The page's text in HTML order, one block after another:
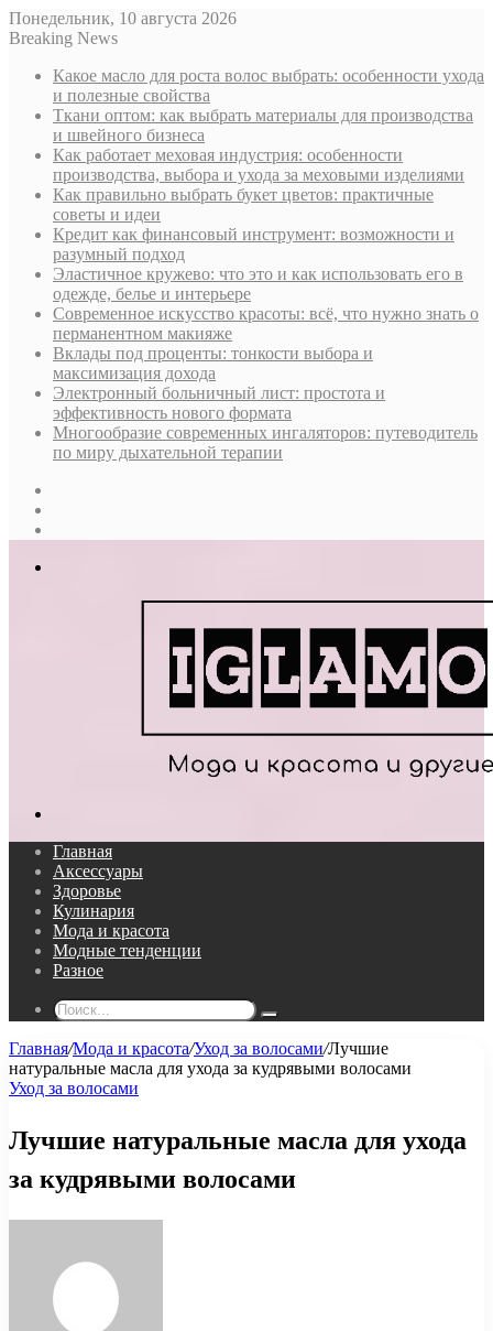
Понедельник, 10 августа 2026
Breaking News
Какое масло для роста волос выбрать: особенности ухода
и полезные свойства
Ткани оптом: как выбрать материалы для производства
и швейного бизнеса
Как работает меховая индустрия: особенности
производства, выбора и ухода за меховыми изделиями
Как правильно выбрать букет цветов: практичные
советы и идеи
Кредит как финансовый инструмент: возможности и
разумный подход
Эластичное кружево: что это и как использовать его в
одежде, белье и интерьере
Современное искусство красоты: всё, что нужно знать о
перманентном макияже
Вклады под проценты: тонкости выбора и
максимизация дохода
Электронный больничный лист: простота и
эффективность нового формата
Многообразие современных ингаляторов: путеводитель
по миру дыхательной терапии
Главная
Аксессуары
Здоровье
Кулинария
Мода и красота
Модные тенденции
Разное
Поиск...
Главная/Мода и красота/Уход за волосами/Лучшие
натуральные масла для ухода за кудрявыми волосами
Уход за волосами
Лучшие натуральные масла для ухода
за кудрявыми волосами